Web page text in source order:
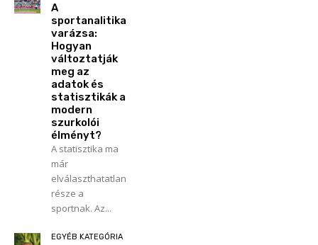
A
sportanalitika
varázsa:
Hogyan
változtatják
meg az
adatok és
statisztikák a
modern
szurkolói
élményt?
A statisztika ma
már
elválaszthatatlan
része a
sportnak. Az...
EGYÉB KATEGÓRIA